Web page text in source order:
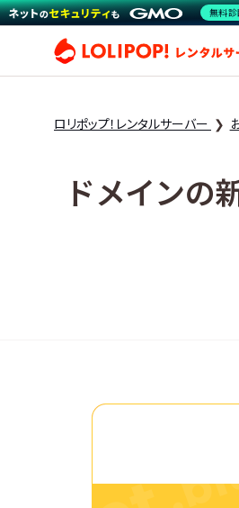
ロリポップ！レンタルサーバー
ドメインの
無料